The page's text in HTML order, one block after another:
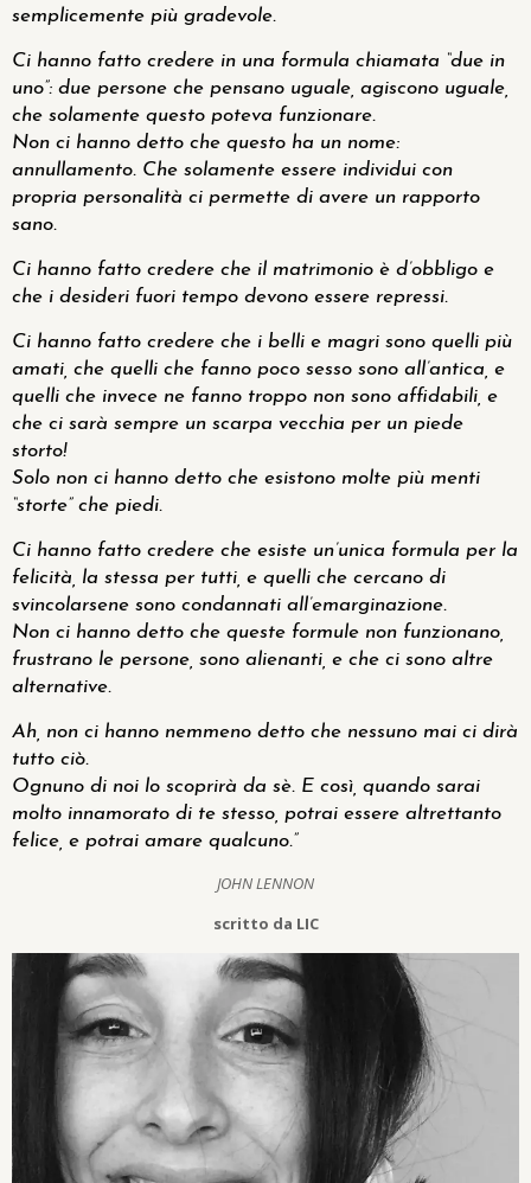
semplicemente più gradevole.
Ci hanno fatto credere in una formula chiamata “due in
uno”: due persone che pensano uguale, agiscono uguale,
che solamente questo poteva funzionare.
Non ci hanno detto che questo ha un nome:
annullamento. Che solamente essere individui con
propria personalità ci permette di avere un rapporto
sano.
Ci hanno fatto credere che il matrimonio è d’obbligo e
che i desideri fuori tempo devono essere repressi.
Ci hanno fatto credere che i belli e magri sono quelli più
amati, che quelli che fanno poco sesso sono all’antica, e
quelli che invece ne fanno troppo non sono affidabili, e
che ci sarà sempre un scarpa vecchia per un piede
storto!
Solo non ci hanno detto che esistono molte più menti
“storte” che piedi.
Ci hanno fatto credere che esiste un’unica formula per la
felicità, la stessa per tutti, e quelli che cercano di
svincolarsene sono condannati all’emarginazione.
Non ci hanno detto che queste formule non funzionano,
frustrano le persone, sono alienanti, e che ci sono altre
alternative.
Ah, non ci hanno nemmeno detto che nessuno mai ci dirà
tutto ciò.
Ognuno di noi lo scoprirà da sè. E così, quando sarai
molto innamorato di te stesso, potrai essere altrettanto
felice, e potrai amare qualcuno.”
JOHN LENNON
scritto da LIC